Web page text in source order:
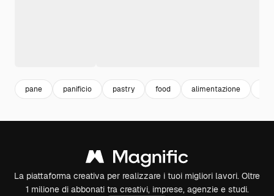
pane panificio pastry food alimentazione
La piattaforma creativa per realizzare i tuoi migliori lavori. Oltre
1 milione di abbonati tra creativi, imprese, agenzie e studi.